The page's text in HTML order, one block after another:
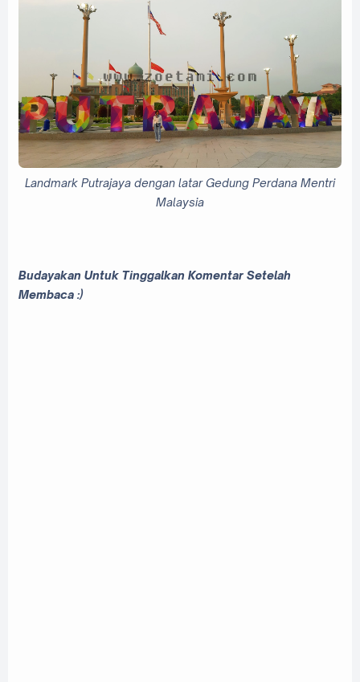
Landmark Putrajaya dengan latar Gedung Perdana Mentri
Malaysia
Budayakan Untuk Tinggalkan Komentar Setelah
Membaca :)